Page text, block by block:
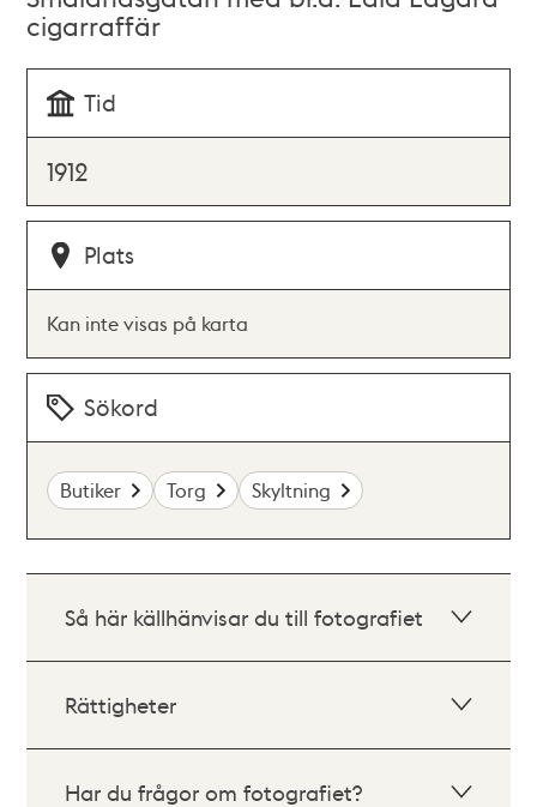
cigarraffär
Tid
1912
Plats
Kan inte visas på karta
Sökord
Butiker Torg Skyltning
Så här källhänvisar du till fotografiet
Rättigheter
Har du frågor om fotografiet?